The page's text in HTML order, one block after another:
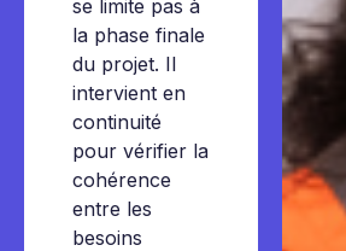
se limite pas à
la phase finale
du projet. Il
intervient en
continuité
pour vérifier la
cohérence
entre les
besoins